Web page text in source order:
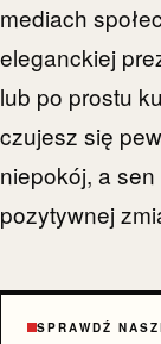
mediach
eleganckiej
lub po prostu
czujesz się
niepokój, a
pozytywnej
SPRAWDŹ